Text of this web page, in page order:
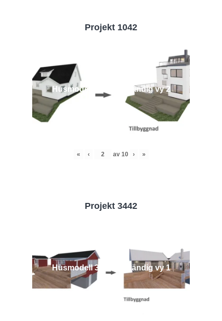
Projekt 1042
Husmodell 1042 - Utvändig vy 2
« ‹ av 10 › »
Projekt 3442
Husmodell 3442 - Utvändig vy 1